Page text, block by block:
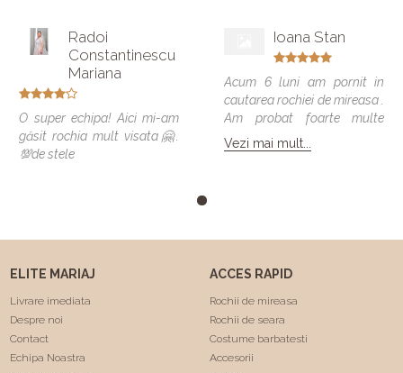
Radoi
Constantinescu
Mariana
O super echipa! Aici mi-am
găsit rochia mult visata🤗.
💯de stele
Ioana Stan
Acum 6 luni am pornit in
cautarea rochiei de mireasa .
Am probat foarte multe
modele si vreau sa spun ca
toate veneau bine , dar
"Trash the dress" si a rezistat
multumesc echipa Elite
Mariaj faceti minuni .❤️❤️
Vezi mai mult...
ELITE MARIAJ
Livrare imediata
Despre noi
Contact
Echipa Noastra
ACCES RAPID
Rochii de mireasa
Rochii de seara
Costume barbatesti
Accesorii